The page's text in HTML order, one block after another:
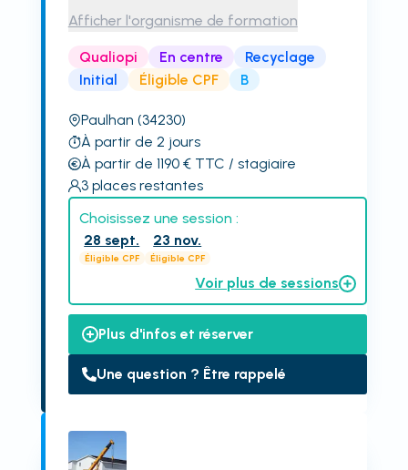
Afficher l'organisme de formation
Qualiopi En centre
Recyclage
Initial
Éligible CPF B
Paulhan (34230)
À partir de 2 jours
À partir de 1190€ TTC / stagiaire
3 places restantes
Choisissez une session :
28 sept.
Éligible CPF
23 nov.
Éligible CPF
Voir plus de sessions
Plus d'infos et réserver
Une question ? Être rappelé